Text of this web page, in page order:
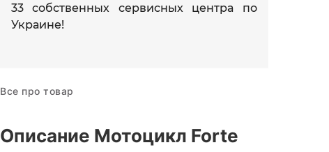
33 собственных сервисных центра по
Украине!
Все про товар
Описание Мотоцикл Forte